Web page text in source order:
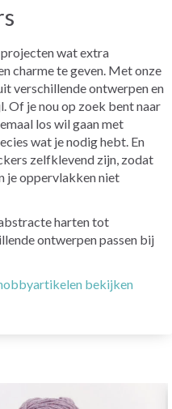
wat extra
charme te geven. Met onze
verschillende ontwerpen en
Of je nou op zoek bent naar
los wil gaan met
wat je nodig hebt. En
zelfklevend zijn, zodat
je oppervlakken niet
harten tot
ontwerpen passen bij
bekijken